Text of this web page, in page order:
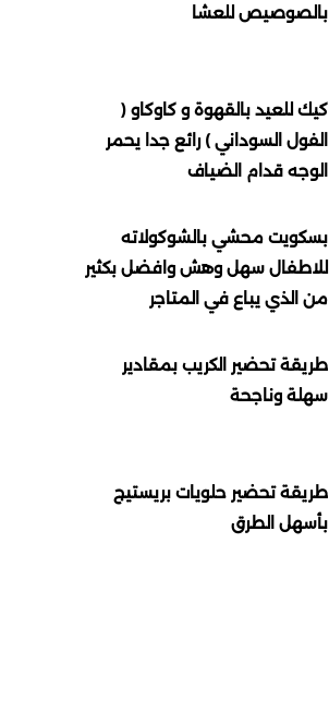
بالصوصيص للعشا
كيك للعيد بالقهوة و كاوكاو (
الفول السوداني ) رائع جدا يحمر
الوجه قدام الضياف
بسكويت محشي بالشوكولاته
للاطفال سهل وهش وافضل بكثير
من الذي يباع في المتاجر
طريقة تحضير الكريب بمقادير
سهلة وناجحة
طريقة تحضير حلويات بريستيج
بأسهل الطرق